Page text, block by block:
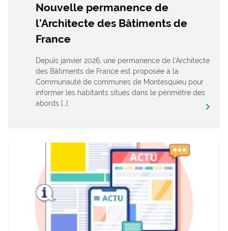
Nouvelle permanence de
l’Architecte des Bâtiments de
France
Depuis janvier 2026, une permanence de l’Architecte
des Bâtiments de France est proposée à la
Communauté de communes de Montesquieu pour
informer les habitants situés dans le périmètre des
abords […]
keyboard_arrow_right